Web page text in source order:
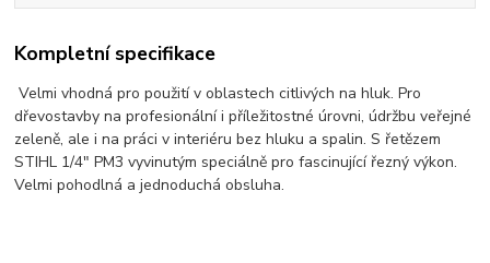
Kompletní specifikace
Velmi vhodná pro použití v oblastech citlivých na hluk. Pro
dřevostavby na profesionální i příležitostné úrovni, údržbu veřejné
zeleně, ale i na práci v interiéru bez hluku a spalin. S řetězem
STIHL 1/4" PM3 vyvinutým speciálně pro fascinující řezný výkon.
Velmi pohodlná a jednoduchá obsluha.